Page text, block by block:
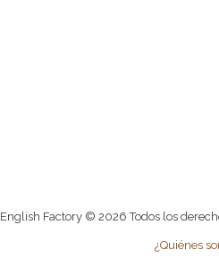
English Factory © 2026 Todos los
¿Quiénes